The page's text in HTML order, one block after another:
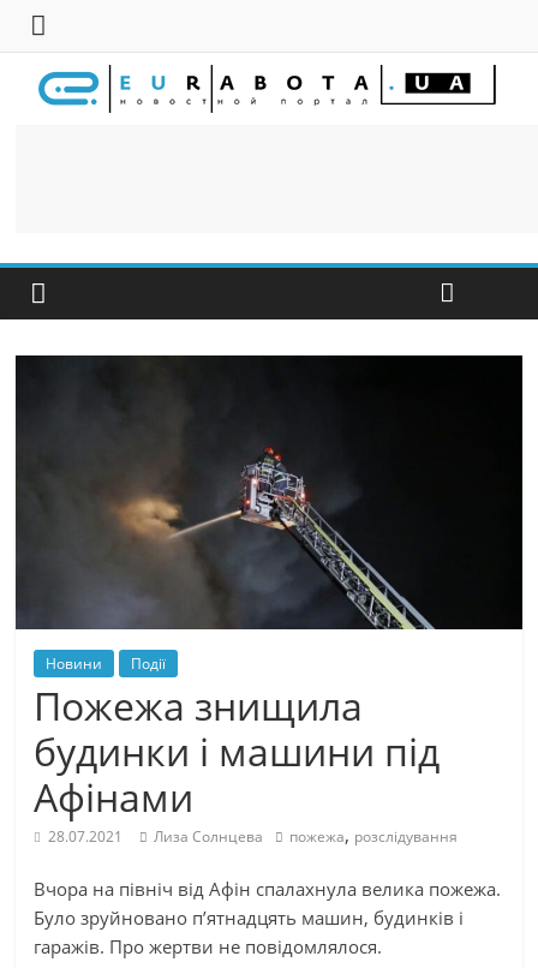
Новини Події
Пожежа знищила
будинки і машини під
Афінами
28.07.2021 Лиза Солнцева пожежа, розслідування
Вчора на північ від Афін спалахнула велика пожежа.
Було зруйновано п’ятнадцять машин, будинків і
гаражів. Про жертви не повідомлялося.